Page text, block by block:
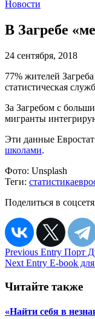
Новости
В Загребе
24 сентября, 2018
77% жителей
статистическая
За Загребом с
мигранты
Эти данные
школами.
Фото: Unsplash
Теги: статистика
Поделиться в
Навигация
по
записям
Previous Entry Порт
Next Entry E-book
Читайте также
«Найти себя в